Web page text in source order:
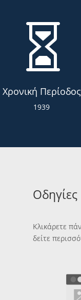

Χρονική Περίοδος
1939
Οδηγίες
Κλικάρετε
δείτε